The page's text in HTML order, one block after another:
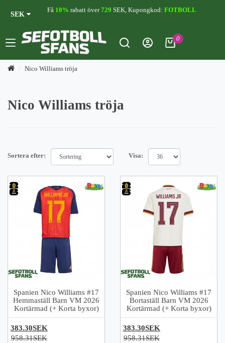
SEK
Få 10% rabatt över729 SEK, Kupongkod: FOTBOLL
0
Nico Williams tröja
Nico Williams tröja
Sortera efter: Visa:
Spanien Nico Williams #17
Hemmaställ Barn VM 2026
Kortärmad (+ Korta byxor)
383.30SEK
958.31SEK
Spanien Nico Williams #17
Bortaställ Barn VM 2026
Kortärmad (+ Korta byxor)
383.30SEK
958.31SEK